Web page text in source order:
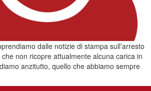
dalle notizie di stampa sull’arresto
non ricopre attualmente alcuna carica in
anzitutto, quello che abbiamo sempre